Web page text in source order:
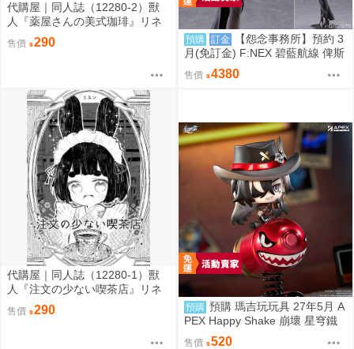
代購屋｜同人誌（12280-2）獸
人『薬屋さんの美式珈琲』リネ
ン リネンドレッシング
售價 290 預購 訂金
【怨念事務所】預約 3
月(免訂金) F:NEX 碧藍航線 俾斯
麥 正裝Ver 1/7 0920
售價 4380
代購屋｜同人誌（12280-1）獸
人『注文の少ない喫茶店』リネ
ン リネンドレッシング
售價 290 預購 預購 瑪吉玩玩具 27年5月 A
PEX Happy Shake 崩壞 星穹鐵
道 Q版搖搖樂 波提歐 1002
售價 520